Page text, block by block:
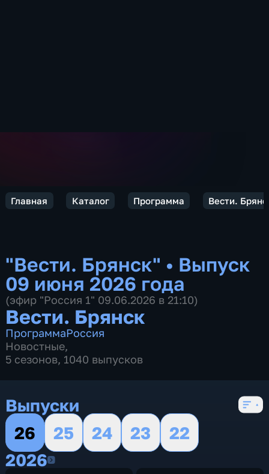
Главная Каталог Программа Вести.
"Вести. Брянск" • Выпуск
09 июня 2026 года
(эфир "Россия 1" 09.06.2026 в 21:10)
Вести. Брянск
ПрограммаРоссия
Новостные,
5 сезонов, 1040 выпусков
Выпуски
26
25 24 23
22
20262026